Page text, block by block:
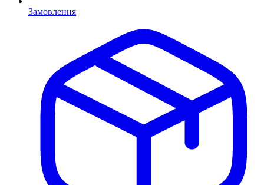
Замовлення